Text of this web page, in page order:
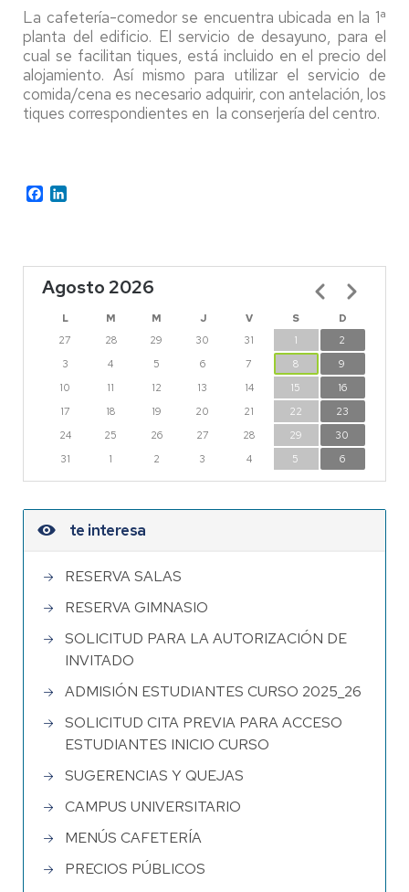
La cafetería-comedor se encuentra ubicada en la 1ª
planta del edificio. El servicio de desayuno, para el
cual se facilitan tiques, está incluido en el precio del
alojamiento. Así mismo para utilizar el servicio de
comida/cena es necesario adquirir, con antelación, los
tiques correspondientes en la conserjería del centro.
Facebook
Agosto 2026
L M M J V S
D
27
28 29 30 31 1
2
3
4 5 6 7 8
9
10
11 12 13 14 15
16
17
18 19 20 21 22
23
24
25 26 27 28 29
30
31
1 2 3 4 5 6
Paginación
te interesa
RESERVA SALAS
RESERVA GIMNASIO
SOLICITUD PARA LA AUTORIZACIÓN DE
INVITADO
ADMISIÓN ESTUDIANTES CURSO 2025_26
SOLICITUD CITA PREVIA PARA ACCESO
ESTUDIANTES INICIO CURSO
SUGERENCIAS Y QUEJAS
CAMPUS UNIVERSITARIO
MENÚS CAFETERÍA
PRECIOS PÚBLICOS